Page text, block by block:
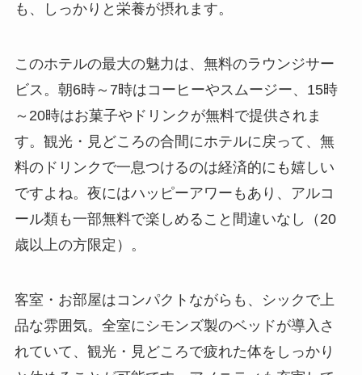
も、しっかりと栄養が摂れます。
このホテルの最大の魅力は、無料のラウンジサー
ビス。朝6時～7時はコーヒーやスムージー、15時
～20時はお菓子やドリンクが無料で提供されま
す。観光・見どころの合間にホテルに戻って、無
料のドリンクで一息つけるのは経済的にも嬉しい
ですよね。夜にはハッピーアワーもあり、アルコ
ール類も一部無料で楽しめること間違いなし（20
歳以上の方限定）。
客室・お部屋はコンパクトながらも、シックで上
品な雰囲気。全室にシモンズ製のベッドが導入さ
れていて、観光・見どころで疲れた体をしっかり